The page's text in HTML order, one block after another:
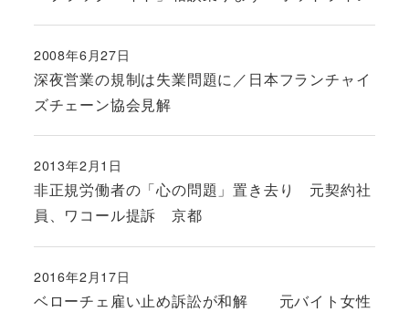
深夜営業の規制は失業問題に／日本フランチャイ
ズチェーン協会見解
投稿日
2008年6月27日
非正規労働者の「心の問題」置き去り 元契約社
員、ワコール提訴 京都
投稿日
2013年2月1日
ベローチェ雇い止め訴訟が和解 元バイト女性
投稿日
2016年2月17日